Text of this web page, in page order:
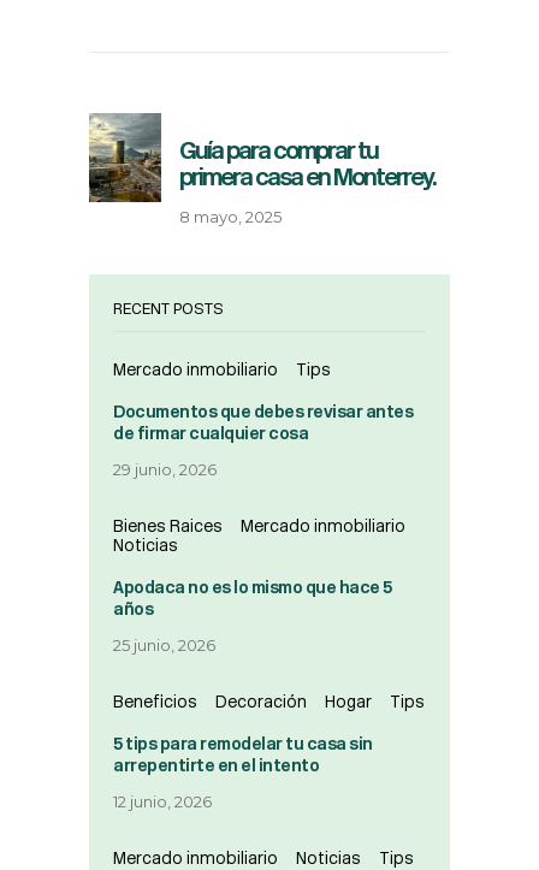
Guía para comprar tu
primera casa en Monterrey.
8 mayo, 2025
RECENT POSTS
Mercado inmobiliario Tips
Documentos que debes revisar antes
de firmar cualquier cosa
29 junio, 2026
Bienes Raices
Mercado inmobiliario
Noticias
Apodaca no es lo mismo que hace 5
años
25 junio, 2026
Beneficios Decoración Hogar Tips
5 tips para remodelar tu casa sin
arrepentirte en el intento
12 junio, 2026
Mercado inmobiliario Noticias Tips